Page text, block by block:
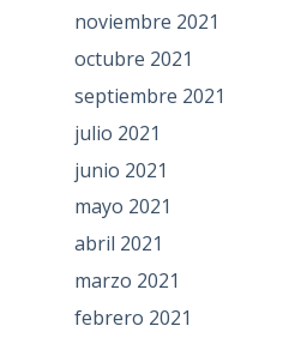
noviembre 2021
octubre 2021
septiembre 2021
julio 2021
junio 2021
mayo 2021
abril 2021
marzo 2021
febrero 2021